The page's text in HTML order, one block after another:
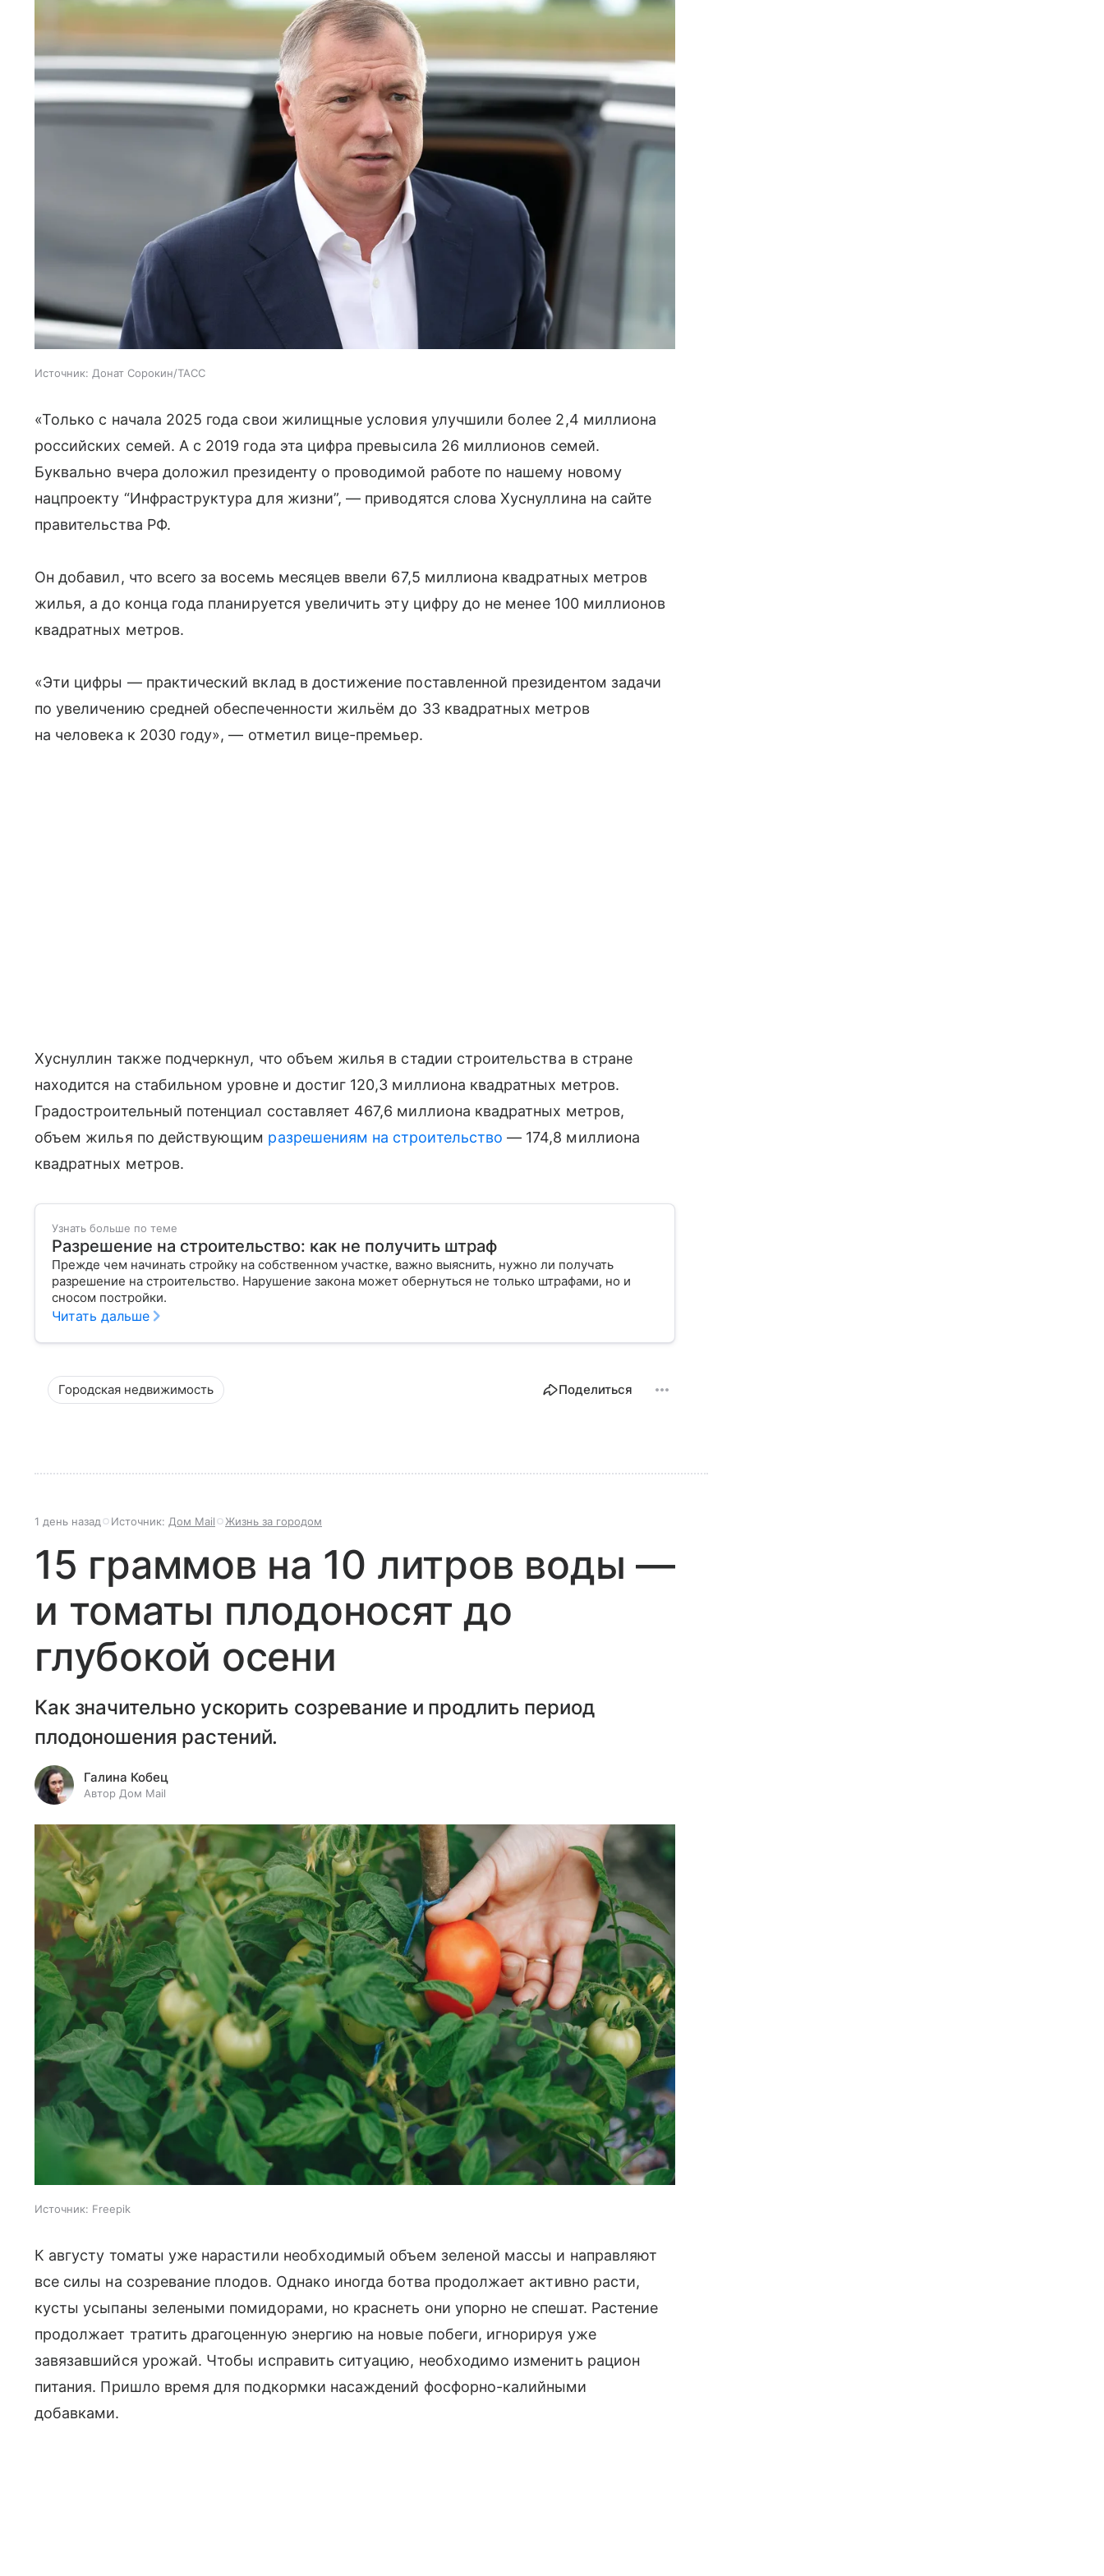
Источник: Донат Сорокин/ТАСС
«Только с начала 2025 года свои жилищные условия улучшили более 2,4 миллиона
российских семей. А с 2019 года эта цифра превысила 26 миллионов семей.
Буквально вчера доложил президенту о проводимой работе по нашему новому
нацпроекту “Инфраструктура для жизни”, — приводятся слова Хуснуллина на сайте
правительства РФ.
Он добавил, что всего за восемь месяцев ввели 67,5 миллиона квадратных метров
жилья, а до конца года планируется увеличить эту цифру до не менее 100 миллионов
квадратных метров.
«Эти цифры — практический вклад в достижение поставленной президентом задачи
по увеличению средней обеспеченности жильём до 33 квадратных метров
на человека к 2030 году», — отметил вице-премьер.
Хуснуллин также подчеркнул, что объем жилья в стадии строительства в стране
находится на стабильном уровне и достиг 120,3 миллиона квадратных метров.
Градостроительный потенциал составляет 467,6 миллиона квадратных метров,
объем жилья по действующим разрешениям на строительство — 174,8 миллиона
квадратных метров.
Узнать больше по теме
Разрешение на строительство: как не получить штраф
Прежде чем начинать стройку на собственном участке, важно выяснить, нужно ли получать
разрешение на строительство. Нарушение закона может обернуться не только штрафами, но и
сносом постройки.
Читать дальше
Городская недвижимость Поделиться
1 день назад Источник: Дом Mail Жизнь за городом
15 граммов на 10 литров воды —
и томаты плодоносят до
глубокой осени
Как значительно ускорить созревание и продлить период
плодоношения растений.
Галина Кобец
Автор Дом Mail
Источник: Freepik
К августу томаты уже нарастили необходимый объем зеленой массы и направляют
все силы на созревание плодов. Однако иногда ботва продолжает активно расти,
кусты усыпаны зелеными помидорами, но краснеть они упорно не спешат. Растение
продолжает тратить драгоценную энергию на новые побеги, игнорируя уже
завязавшийся урожай. Чтобы исправить ситуацию, необходимо изменить рацион
питания. Пришло время для подкормки насаждений фосфорно-калийными
добавками.